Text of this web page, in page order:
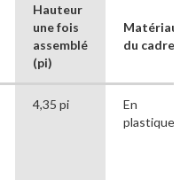
Hauteur
une fois
assemblé
(pi)
Matériau
du cadre
4,35 pi
En
plastique